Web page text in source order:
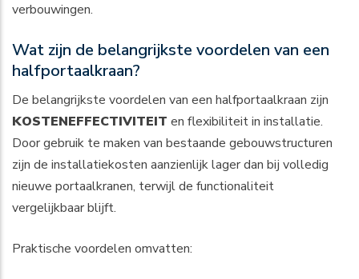
verbouwingen.
Wat zijn de belangrijkste voordelen van een
halfportaalkraan?
De belangrijkste voordelen van een halfportaalkraan zijn
KOSTENEFFECTIVITEIT en flexibiliteit in installatie.
Door gebruik te maken van bestaande gebouwstructuren
zijn de installatiekosten aanzienlijk lager dan bij volledig
nieuwe portaalkranen, terwijl de functionaliteit
vergelijkbaar blijft.
Praktische voordelen omvatten: